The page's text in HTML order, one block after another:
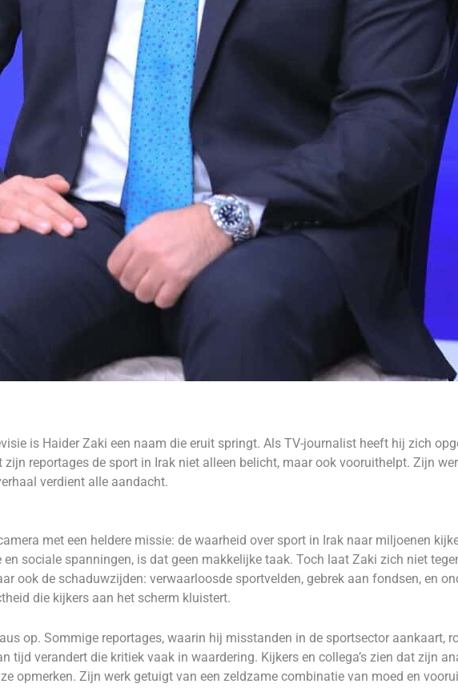
is Haider Zaki een naam die eruit springt. Als TV-journalist heeft hij zich
reportages de sport in Irak niet alleen belicht, maar ook vooruithelpt. Zijn
verdient alle aandacht.
met een heldere missie: de waarheid over sport in Irak naar miljoenen
sociale spanningen, is dat geen makkelijke taak. Toch laat Zaki zich niet
ook de schaduwzijden: verwaarloosde sportvelden, gebrek aan fondsen, en
die kijkers aan het scherm kluistert.
op. Sommige reportages, waarin hij misstanden in de sportsector aankaart,
tijd verandert die kritiek vaak in waardering. Kijkers en collega’s zien dat zijn
opmerken. Zijn werk getuigt van een zeldzame combinatie van moed en